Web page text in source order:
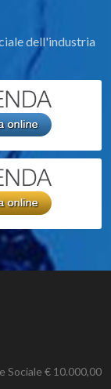
dell'industria
Sociale € 10.000,00